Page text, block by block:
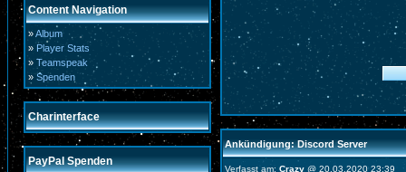
Content Navigation
»Album
» Player Stats
» Teamspeak
» Spenden
Charinterface
PayPal Spenden
Ankündigung: Discord Server
Verfasst am: Crazy @ 20.03.2020 23:39